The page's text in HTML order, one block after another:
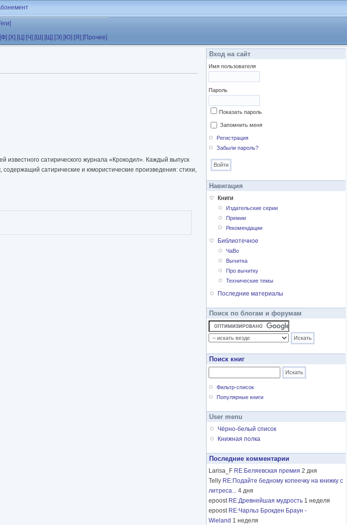
[Ф] [Х] [Ц] [Ч] [Ш] [Щ] [Э] [Ю] [Я] [Прочее]
сатирического журнала «Крокодил». Каждый выпуск
сатирические и юмористические произведения: стихи,
Вход на сайт
Имя пользователя
Пароль
Показать пароль
Запомнить меня
Регистрация
Забыли пароль?
Навигация
Книги
Издательские серии
Премии
Рекомендации
Библиотечное
ЧаВо
Вычитка
Про вычитку
Технические темы
Последние материалы
Поиск по блогам и форумам
Поиск книг
Фильтр-список
Популярные книги
User menu
Чёрно-белый список
Книжная полка
Последние комментарии
Larisa_F RE:Беляевская премия 2 дня
Telly RE:Подайте бедному копеечку на книжку с
литреса... 4 дня
epoost RE:Древнейшая мудрость 1 неделя
epoost RE:Чарльз Брокден Браун -
Wieland 1 неделя